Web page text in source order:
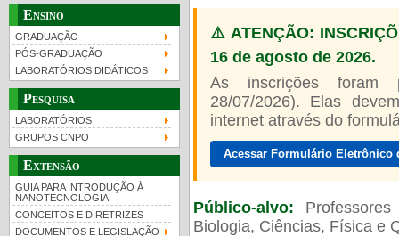
Ensino
GRADUAÇÃO
PÓS-GRADUAÇÃO
LABORATÓRIOS DIDÁTICOS
Pesquisa
LABORATÓRIOS
GRUPOS CNPQ
Extensão
GUIA PARA INTRODUÇÃO À
NANOTECNOLOGIA
CONCEITOS E DIRETRIZES
DOCUMENTOS E LEGISLAÇÃO
⚠️ ATENÇÃO:
16 de agosto de 2026.
As inscrições foram
28/07/2026). Elas
internet através do
Acessar Formulário
Público-alvo:
Biologia, Ciências, Física e